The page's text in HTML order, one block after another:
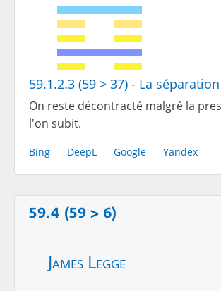
59.1.2.3 (59 > 37) - La séparation
On reste décontracté malgré la
l'on subit.
Bing DeepL Google Yandex
59.4 (59 > 6)
James Legge